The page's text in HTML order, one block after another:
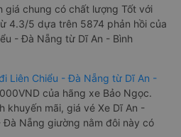
giá chung có chất lượng Tốt với
4.3/5 dựa trên 5874 phản hồi của
- Đà Nẵng từ Dĩ An - Bình
Liên Chiểu - Đà Nẵng từ Dĩ An -
của hãng xe Bảo Ngọc.
khuyến mãi, giá vé Xe Dĩ An -
Đà Nẵng giường nằm đôi này có